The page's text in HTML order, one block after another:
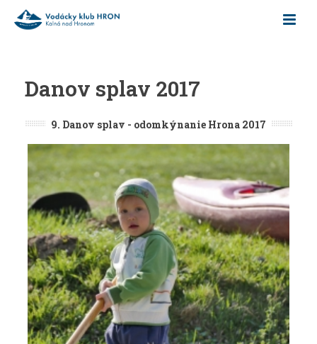
Danov splav 2017
9. Danov splav - odomkýnanie Hrona 2017